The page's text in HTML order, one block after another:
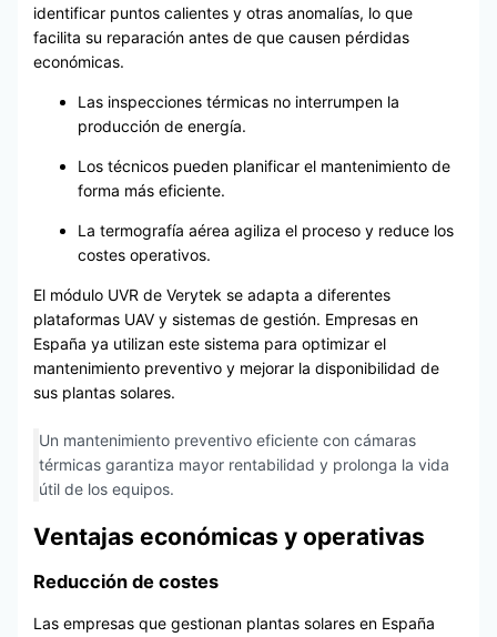
identificar puntos calientes y otras anomalías, lo que
facilita su reparación antes de que causen pérdidas
económicas.
Las inspecciones térmicas no interrumpen la
producción de energía.
Los técnicos pueden planificar el mantenimiento de
forma más eficiente.
La termografía aérea agiliza el proceso y reduce los
costes operativos.
El módulo UVR de Verytek se adapta a diferentes
plataformas UAV y sistemas de gestión. Empresas en
España ya utilizan este sistema para optimizar el
mantenimiento preventivo y mejorar la disponibilidad de
sus plantas solares.
Un mantenimiento preventivo eficiente con cámaras
térmicas garantiza mayor rentabilidad y prolonga la vida
útil de los equipos.
Ventajas económicas y operativas
Reducción de costes
Las empresas que gestionan plantas solares en España